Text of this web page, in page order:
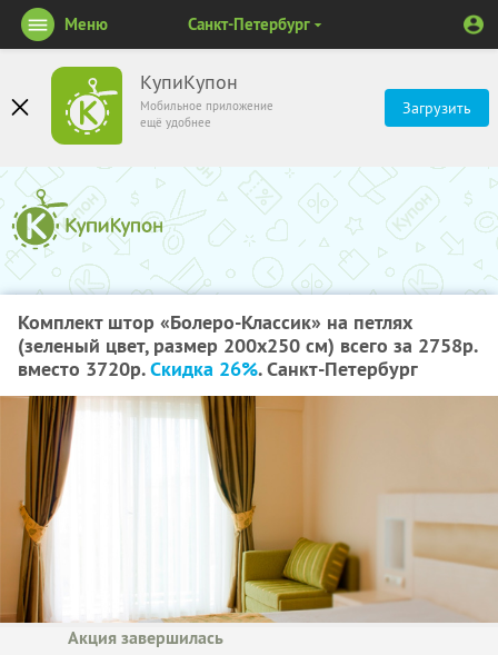
КупиКупон
Мобильное приложение
ещё удобнее
Загрузить
Меню Санкт-Петербург
Комплект штор «Болеро-Классик» на петлях
(зеленый цвет, размер 200х250 см) всего за 2758р.
вместо 3720р.Скидка 26%. Санкт-Петербург
Акция завершилась